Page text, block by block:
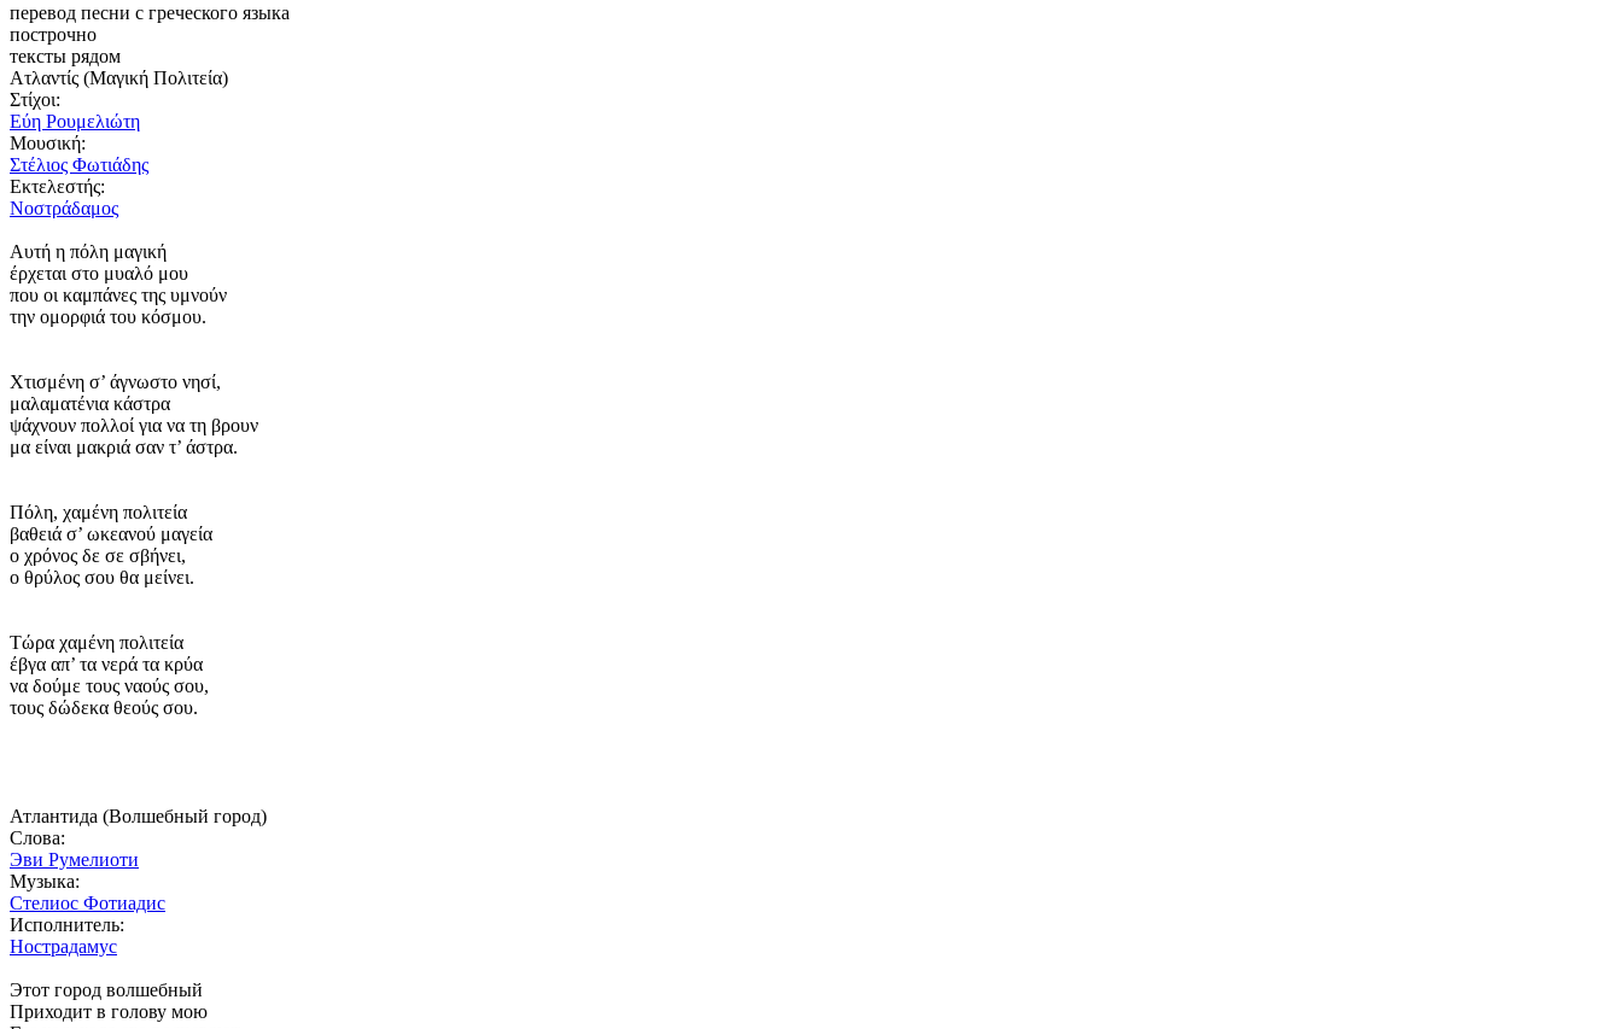
перевод песни с греческого языка
построчно
тексты рядом
Ατλαντίς (Μαγική Πολιτεία)
Στίχοι:
Εύη Ρουμελιώτη
Μουσική:
Στέλιος Φωτιάδης
Εκτελεστής:
Νοστράδαμος
Αυτή η πόλη μαγική
έρχεται στο μυαλό μου
που οι καμπάνες της υμνούν
την ομορφιά του κόσμου.
Χτισμένη σ’ άγνωστο νησί,
μαλαματένια κάστρα
ψάχνουν πολλοί για να τη βρουν
μα είναι μακριά σαν τ’ άστρα.
Πόλη, χαμένη πολιτεία
βαθειά σ’ ωκεανού μαγεία
ο χρόνος δε σε σβήνει,
ο θρύλος σου θα μείνει.
Τώρα χαμένη πολιτεία
έβγα απ’ τα νερά τα κρύα
να δούμε τους ναούς σου,
τους δώδεκα θεούς σου.
Атлантида (Волшебный город)
Слова:
Эви Румелиоти
Музыка:
Стелиос Фотиадис
Исполнитель:
Нострадамус
Этот город волшебный
Приходит в голову мою